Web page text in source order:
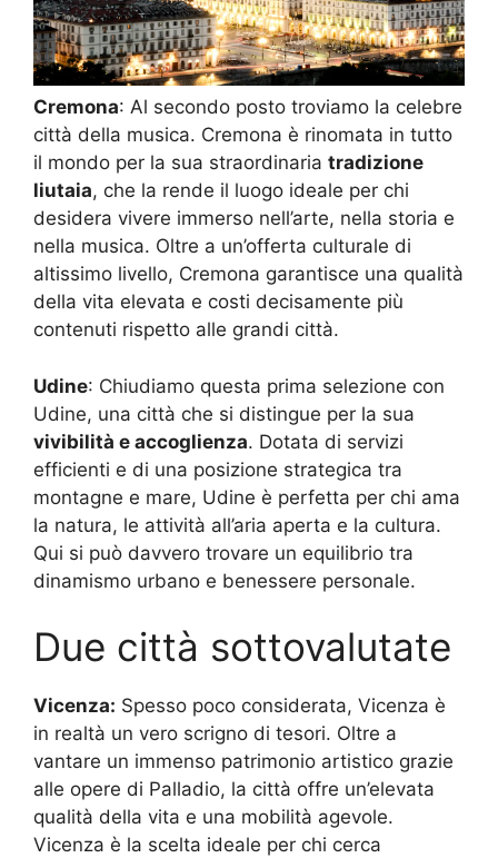
Cremona: Al secondo posto troviamo la celebre
città della musica. Cremona è rinomata in tutto
il mondo per la sua straordinaria tradizione
liutaia, che la rende il luogo ideale per chi
desidera vivere immerso nell’arte, nella storia e
nella musica. Oltre a un’offerta culturale di
altissimo livello, Cremona garantisce una qualità
della vita elevata e costi decisamente più
contenuti rispetto alle grandi città.
Udine: Chiudiamo questa prima selezione con
Udine, una città che si distingue per la sua
vivibilità e accoglienza. Dotata di servizi
efficienti e di una posizione strategica tra
montagne e mare, Udine è perfetta per chi ama
la natura, le attività all’aria aperta e la cultura.
Qui si può davvero trovare un equilibrio tra
dinamismo urbano e benessere personale.
Due città sottovalutate
Vicenza: Spesso poco considerata, Vicenza è
in realtà un vero scrigno di tesori. Oltre a
vantare un immenso patrimonio artistico grazie
alle opere di Palladio, la città offre un’elevata
qualità della vita e una mobilità agevole.
Vicenza è la scelta ideale per chi cerca